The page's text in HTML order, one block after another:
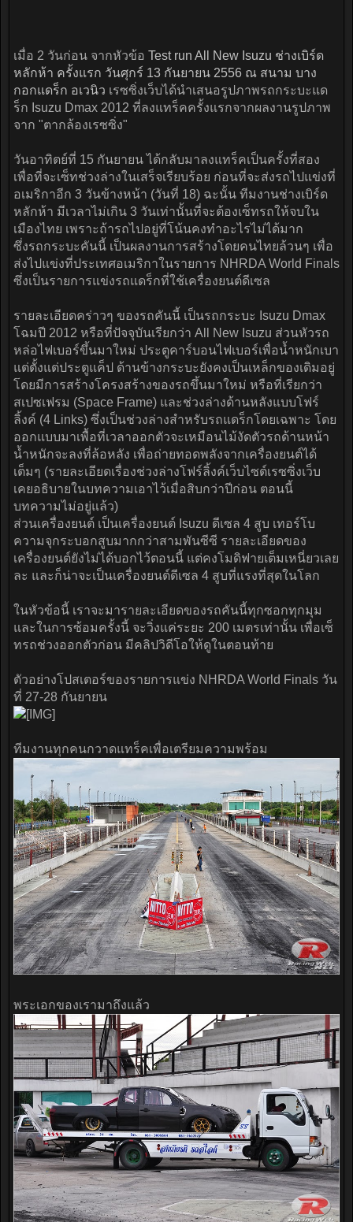
เมื่อ 2 วันก่อน จากหัวข้อ Test run All New Isuzu ช่างเบิร์ด
หลักห้า ครั้งแรก วันศุกร์ 13 กันยายน 2556 ณ สนาม บาง
กอกแดร็ก อเวนิว เรซซิ่งเว็บได้นำเสนอรูปภาพรถกระบะแด
ร็ก Isuzu Dmax 2012 ที่ลงแทร็คครั้งแรกจากผลงานรูปภาพ
จาก "ตากล้องเรซซิ่ง"
วันอาทิตย์ที่ 15 กันยายน ได้กลับมาลงแทร็คเป็นครั้งที่สอง
เพื่อที่จะเซ็ทช่วงล่างในเสร็จเรียบร้อย ก่อนที่จะส่งรถไปแข่งที่
อเมริกาอีก 3 วันข้างหน้า (วันที่ 18) ฉะนั้น ทีมงานช่างเบิร์ด
หลักห้า มีเวลาไม่เกิน 3 วันเท่านั้นที่จะต้องเซ็ทรถให้จบใน
เมืองไทย เพราะถ้ารถไปอยู่ที่โน้นคงทำอะไรไม่ได้มาก
ซึ่งรถกระบะคันนี้ เป็นผลงานการสร้างโดยคนไทยล้วนๆ เพื่อ
ส่งไปแข่งที่ประเทศอเมริกาในรายการ NHRDA World Finals
ซึ่งเป็นรายการแข่งรถแดร็กที่ใช้เครื่องยนต์ดีเซล
รายละเอียดคร่าวๆ ของรถคันนี้ เป็นรถกระบะ Isuzu Dmax
โฉมปี 2012 หรือที่ปัจจุบันเรียกว่า All New Isuzu ส่วนหัวรถ
หล่อไฟเบอร์ขึ้นมาใหม่ ประตูคาร์บอนไฟเบอร์เพื่อน้ำหนักเบา
แต่ตั้งแต่ประตูแค็ป ด้านข้างกระบะยังคงเป็นเหล็กของเดิมอยู่
โดยมีการสร้างโครงสร้างของรถขึ้นมาใหม่ หรือที่เรียกว่า
สเปซเฟรม (Space Frame) และช่วงล่างด้านหลังแบบโฟร์
ลิ้งค์ (4 Links) ซึ่งเป็นช่วงล่างสำหรับรถแดร็กโดยเฉพาะ โดย
ออกแบบมาเพื้อที่เวลาออกตัวจะเหมือนไม้งัดตัวรถด้านหน้า
น้ำหนักจะลงที่ล้อหลัง เพื่อถ่ายทอดพลังจากเครื่องยนต์ได้
เต็มๆ (รายละเอียดเรื่องช่วงล่างโฟร์ลิ้งค์เว็บไซต์เรซซิ่งเว็บ
เคยอธิบายในบทความเอาไว้เมื่อสิบกว่าปีก่อน ตอนนี้
บทความไม่อยู่แล้ว)
ส่วนเครื่องยนต์ เป็นเครื่องยนต์ Isuzu ดีเซล 4 สูบ เทอร์โบ
ความจุกระบอกสูบมากกว่าสามพันซีซี รายละเอียดของ
เครื่องยนต์ยังไม่ได้บอกไว้ตอนนี้ แต่คงโมดิฟายเต็มเหนี่ยวเลย
ละ และก็น่าจะเป็นเครื่องยนต์ดีเซล 4 สูบที่แรงที่สุดในโลก
ในหัวข้อนี้ เราจะมารายละเอียดของรถคันนี้ทุกซอกทุกมุม
และในการซ้อมครั้งนี้ จะวิ่งแค่ระยะ 200 เมตรเท่านั้น เพื่อเซ็
ทรถช่วงออกตัวก่อน มีคลิปวิดีโอให้ดูในตอนท้าย
ตัวอย่างโปสเตอร์ของรายการแข่ง NHRDA World Finals วัน
ที่ 27-28 กันยายน
ทีมงานทุกคนกวาดแทร็คเพื่อเตรียมความพร้อม
พระเอกของเรามาถึงแล้ว